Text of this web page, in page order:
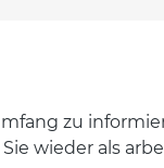
zu
wieder als